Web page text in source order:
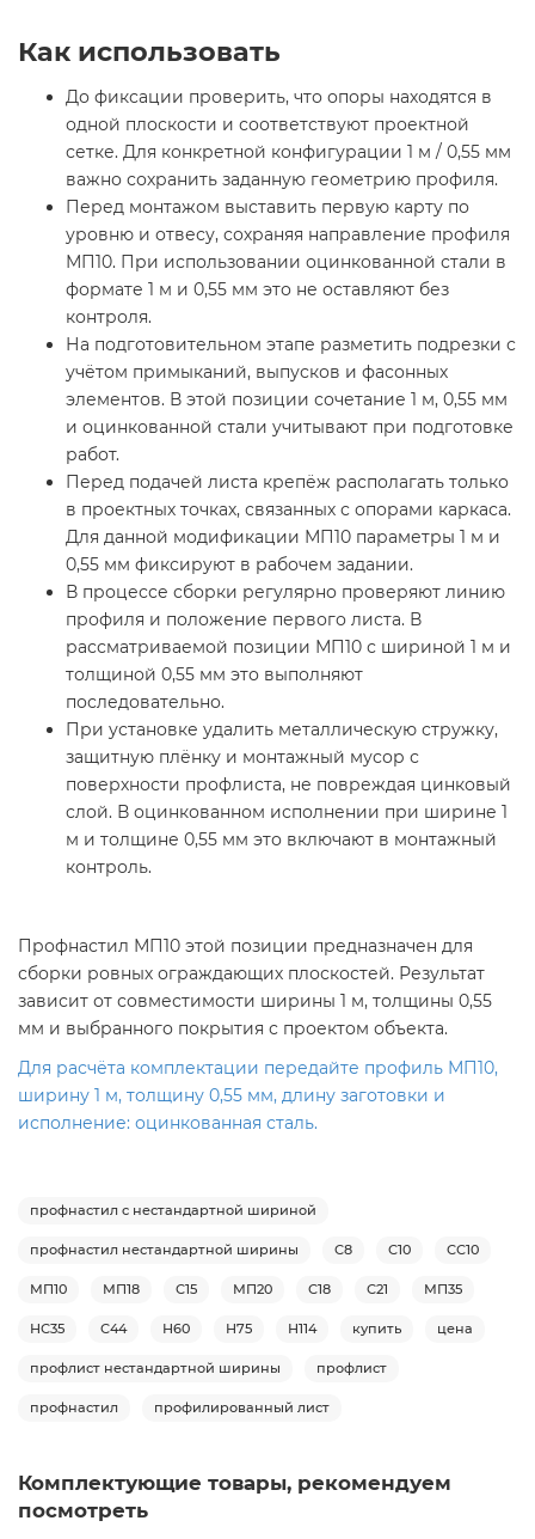
Как использовать
До фиксации проверить, что опоры находятся в
одной плоскости и соответствуют проектной
сетке. Для конкретной конфигурации 1 м / 0,55 мм
важно сохранить заданную геометрию профиля.
Перед монтажом выставить первую карту по
уровню и отвесу, сохраняя направление профиля
МП10. При использовании оцинкованной стали в
формате 1 м и 0,55 мм это не оставляют без
контроля.
На подготовительном этапе разметить подрезки с
учётом примыканий, выпусков и фасонных
элементов. В этой позиции сочетание 1 м, 0,55 мм
и оцинкованной стали учитывают при подготовке
работ.
Перед подачей листа крепёж располагать только
в проектных точках, связанных с опорами каркаса.
Для данной модификации МП10 параметры 1 м и
0,55 мм фиксируют в рабочем задании.
В процессе сборки регулярно проверяют линию
профиля и положение первого листа. В
рассматриваемой позиции МП10 с шириной 1 м и
толщиной 0,55 мм это выполняют
последовательно.
При установке удалить металлическую стружку,
защитную плёнку и монтажный мусор с
поверхности профлиста, не повреждая цинковый
слой. В оцинкованном исполнении при ширине 1
м и толщине 0,55 мм это включают в монтажный
контроль.
Профнастил МП10 этой позиции предназначен для
сборки ровных ограждающих плоскостей. Результат
зависит от совместимости ширины 1 м, толщины 0,55
мм и выбранного покрытия с проектом объекта.
Для расчёта комплектации передайте профиль МП10,
ширину 1 м, толщину 0,55 мм, длину заготовки и
исполнение: оцинкованная сталь.
профнастил с нестандартной шириной
профнастил нестандартной ширины С8 С10 СС10
МП10 МП18 С15 МП20 С18 С21 МП35
НС35 С44 Н60 Н75 Н114 купить цена
профлист нестандартной ширины профлист
профнастил профилированный лист
Комплектующие товары, рекомендуем
посмотреть